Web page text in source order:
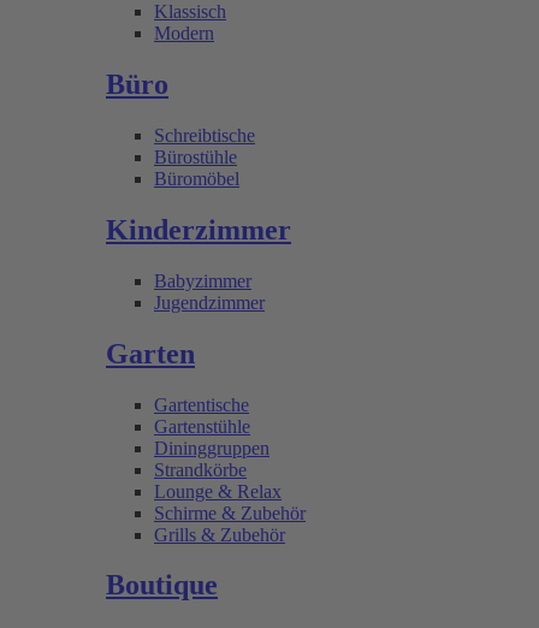
Klassisch
Modern
Büro
Schreibtische
Bürostühle
Büromöbel
Kinderzimmer
Babyzimmer
Jugendzimmer
Garten
Gartentische
Gartenstühle
Dininggruppen
Strandkörbe
Lounge & Relax
Schirme & Zubehör
Grills & Zubehör
Boutique